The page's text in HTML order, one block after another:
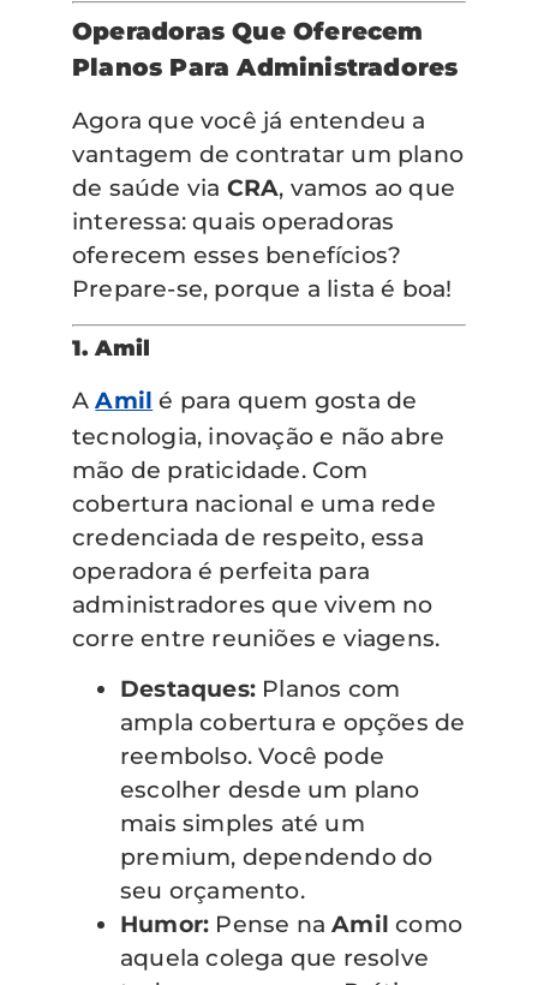
Operadoras Que Oferecem
Planos Para Administradores
Agora que você já entendeu a
vantagem de contratar um plano
de saúde via CRA, vamos ao que
interessa: quais operadoras
oferecem esses benefícios?
Prepare-se, porque a lista é boa!
1. Amil
AAmil é para quem gosta de
tecnologia, inovação e não abre
mão de praticidade. Com
cobertura nacional e uma rede
credenciada de respeito, essa
operadora é perfeita para
administradores que vivem no
corre entre reuniões e viagens.
Destaques: Planos com
ampla cobertura e opções de
reembolso. Você pode
escolher desde um plano
mais simples até um
premium, dependendo do
seu orçamento.
Humor: Pense naAmil como
aquela colega que resolve